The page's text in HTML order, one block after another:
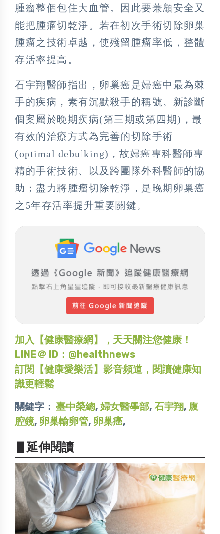
腫瘤整個包住大血管。因此要兼顧安全又
能把腫瘤切乾淨。若在初次手術切除卵巢
腫瘤之技術卓越，使殘留腫瘤率低，整體
存活率提高。
石宇翔醫師指出，卵巢癌是婦癌中最為棘
手的疾病，素有沉默殺手的稱號。新診斷
個案屬於晚期疾病(第三期或第四期)，最
有效的治療方式為完善的切除手術
(optimal debulking)，故婦癌專科醫師專
精的手術技術、以及跨團隊外科醫師的協
助；盡力將腫瘤切除乾淨，是晚期卵巢癌
之5年存活率提升重要關鍵。
加入【健康醫療網】，天天關注您健康！
LINE＠ ID：@healthnews
訂閱【健康愛樂活】影音頻道，閱讀健康知
識更輕鬆
關鍵字： 臺中榮總, 婦女醫學部, 石宇翔, 腹
腔鏡, 卵巢輸卵管, 卵巢癌,
▋延伸閱讀